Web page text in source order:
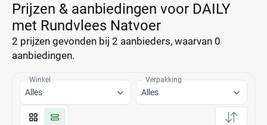
Prijzen & aanbiedingen voor DAILY
met Rundvlees Natvoer
2 prijzen gevonden bij 2 aanbieders, waarvan 0
aanbiedingen.
Winkel
Alles
Verpakking
Alles